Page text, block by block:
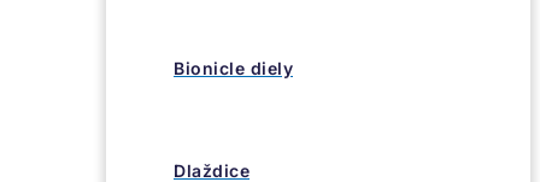
Bionicle diely
Dlaždice